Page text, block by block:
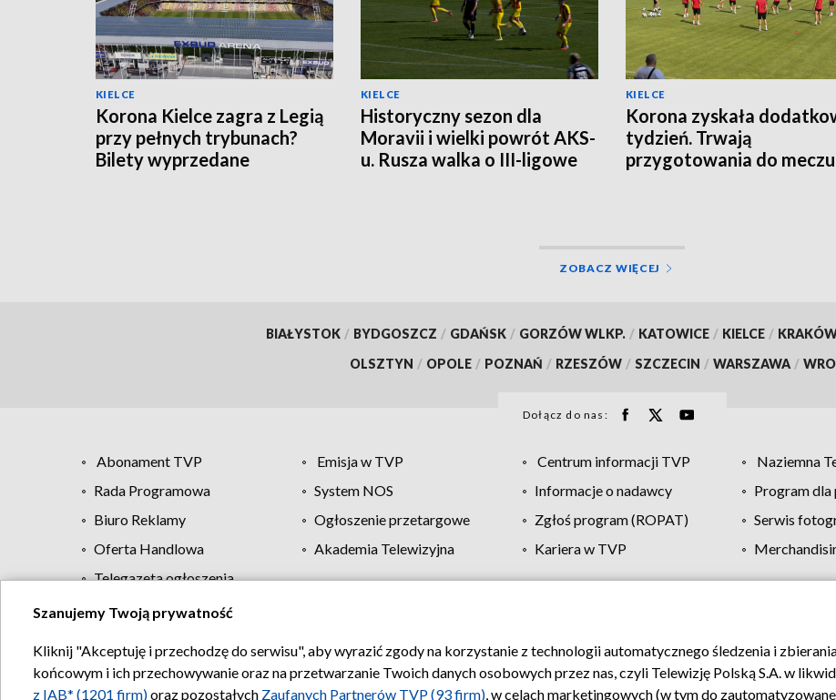
KIELCE
Korona Kielce zagra z Legią
przy pełnych trybunach?
Bilety wyprzedane
KIELCE
Historyczny sezon dla
Moravii i wielki powrót AKS-
u. Rusza walka o III-ligowe
KIELCE
Korona zyskała
tydzień. Trwają
przygotowania do
ZOBACZ WIĘCEJ
BIAŁYSTOK / BYDGOSZCZ / GDAŃSK / GORZÓW WLKP. / KATOWICE / KIELCE /
OLSZTYN / OPOLE / POZNAŃ / RZESZÓW / SZCZECIN / WARSZAWA /
Dołącz do nas:
Abonament TVP Emisja w TVP Centrum informacji TVP Naziemna
Rada Programowa
System NOS Informacje o nadawcy
Program dla
Biuro Reklamy
Ogłoszenie przetargowe Zgłoś program (ROPAT)
Serwis
Oferta Handlowa
Akademia Telewizyjna Kariera w TVP
Telegazeta ogłoszenia
Regulamin TVP Polityka prywatności Moje zgody Pomoc Biuro
Szanujemy Twoją prywatność
Kliknij "Akceptuję i przechodzę do serwisu", aby wyrazić zgody na korzystanie z technologii automatycznego śledzenia i
końcowym i ich przechowywanie oraz na przetwarzanie Twoich danych osobowych przez nas, czyli Telewizję Polską S.A. w
z IAB* (1201 firm)oraz pozostałych Zaufanych Partnerów TVP (93 firm), w celach marketingowych (w tym do